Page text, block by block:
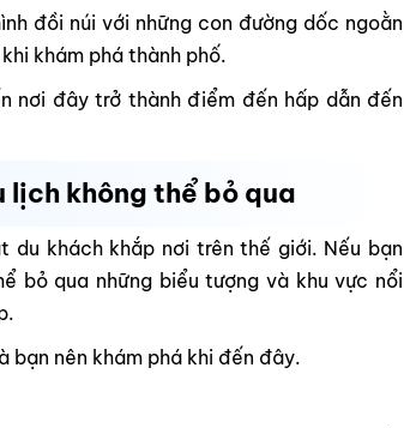
đồi núi với những con đường dốc ngoằn
khám phá thành phố.
nơi đây trở thành điểm đến hấp dẫn đến
lịch không thể bỏ qua
du khách khắp nơi trên thế giới. Nếu bạn
bỏ qua những biểu tượng và khu vực nổi
bạn nên khám phá khi đến đây.